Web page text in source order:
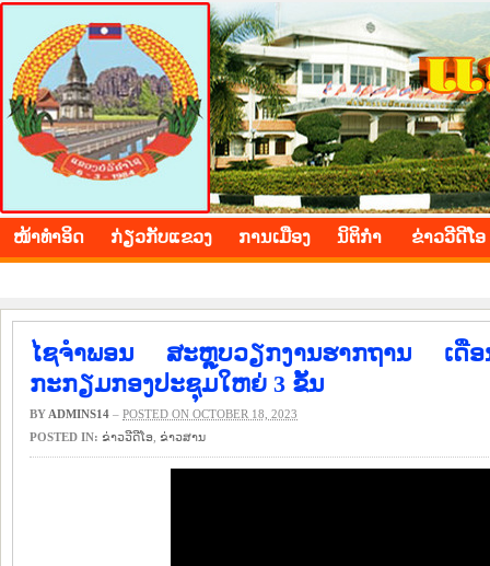
BOLIKHAMXAY PROVINCE
ໜ້າ​ທຳ​ອິດ ​ກ່ຽວ​ກັບ​ແຂວງ ​ການ​ເມືອງ ນິ​ຕິ​ກຳ ຂ່າວ​ວີ​ດີ​ໂອ
ໄຊຈໍາພອນ ສະຫຼຸບວຽກງານຮາກຖານ ເດື
ກະກຽມກອງປະຊຸມໃຫຍ່ 3 ຂັ້ນ
BY ADMINS14 – POSTED ON OCTOBER 18, 2023
POSTED IN: ຂ່າວ​ວີ​ດີ​ໂອ ​ຂ່າວ​ສານ